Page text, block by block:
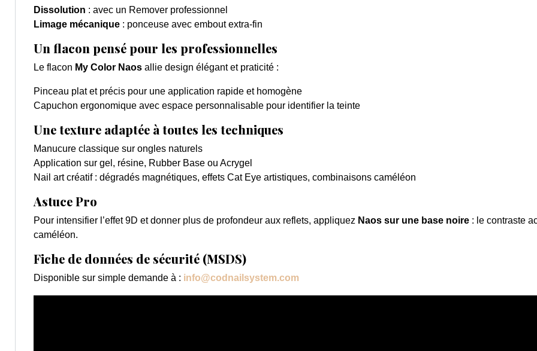
Dissolution : avec un Remover professionnel
Limage mécanique : ponceuse avec embout extra-fin
Un flacon pensé pour les professionnelles
Le flacon My Color Naos allie design élégant et praticité :
Pinceau plat et précis pour une application rapide et homogène
Capuchon ergonomique avec espace personnalisable pour identifier la teinte
Une texture adaptée à toutes les techniques
Manucure classique sur ongles naturels
Application sur gel, résine, Rubber Base ou Acrygel
Nail art créatif : dégradés magnétiques, effets Cat Eye artistiques, combinaisons caméléon
Astuce Pro
Pour intensifier l’effet 9D et donner plus de profondeur aux reflets, appliquez Naos sur une base noire : le contraste
caméléon.
Fiche de données de sécurité (MSDS)
Disponible sur simple demande à : info@codnailsystem.com